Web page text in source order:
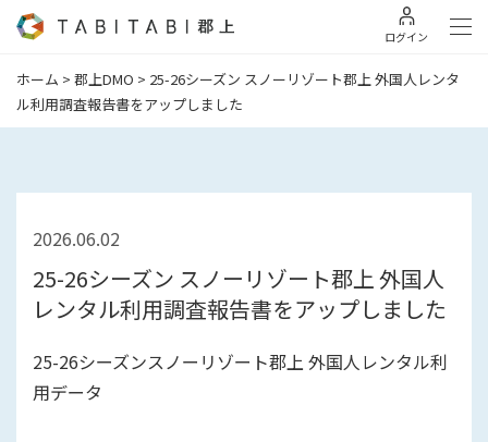
ログイン
ホーム > 郡上DMO > 25-26シーズン スノーリゾート郡上 外国人レンタ
ル利用調査報告書をアップしました
2026.06.02
25-26シーズン スノーリゾート郡上 外国人
レンタル利用調査報告書をアップしました
25-26シーズンスノーリゾート郡上 外国人レンタル利
用データ